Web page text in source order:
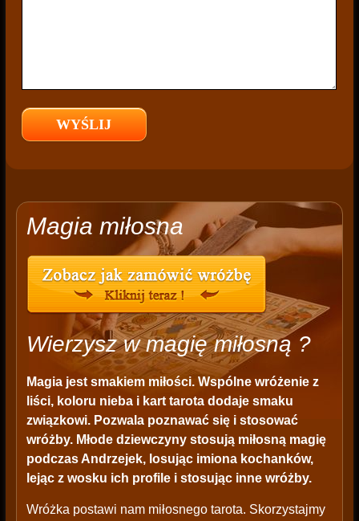
Magia miłosna
Wierzysz w magię miłosną ?
Magia jest smakiem miłości. Wspólne wróżenie z
liści, koloru nieba i kart tarota dodaje smaku
związkowi. Pozwala poznawać się i stosować
wróżby. Młode dziewczyny stosują miłosną magię
podczas Andrzejek, losując imiona kochanków,
lejąc z wosku ich profile i stosując inne wróżby.
Wróżka postawi nam miłosnego tarota. Skorzystajmy